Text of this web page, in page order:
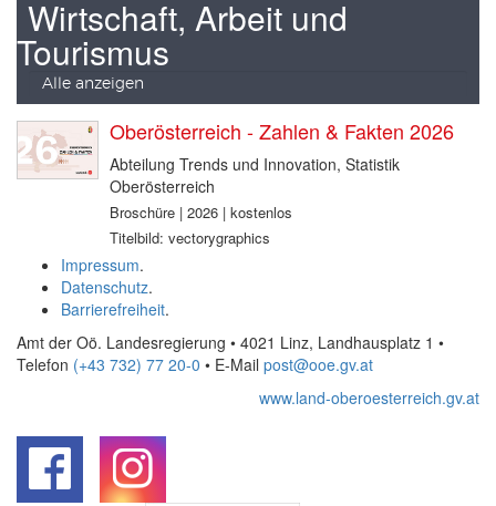
Wirtschaft, Arbeit und
Tourismus
Alle anzeigen
Oberösterreich - Zahlen & Fakten 2026
Abteilung Trends und Innovation, Statistik
Oberösterreich
Broschüre | 2026 | kostenlos
Titelbild: vectorygraphics
Impressum.
Datenschutz.
Barrierefreiheit.
Amt der Oö. Landesregierung • 4021 Linz, Landhausplatz 1 •
Telefon (+43 732) 77 20-0 • E-Mail post@ooe.gv.at
www.land-oberoesterreich.gv.at